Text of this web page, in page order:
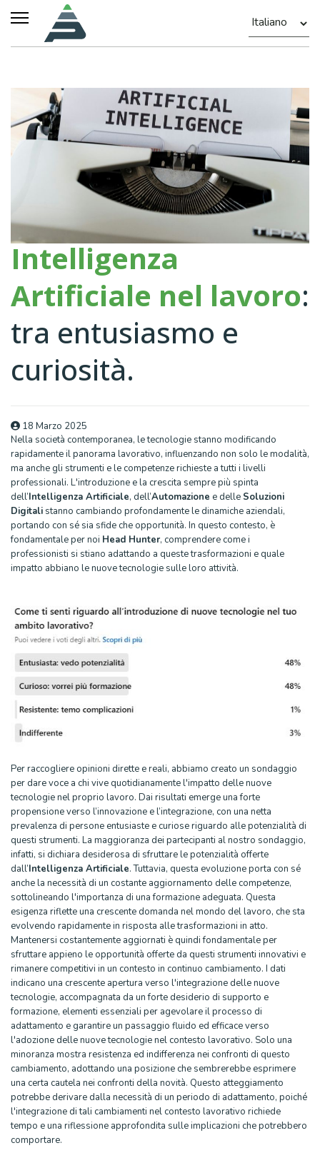
Intelligenza
Artificiale nel lavoro:
tra entusiasmo e
curiosità.
18 Marzo 2025
Nella società contemporanea, le tecnologie stanno modificando
rapidamente il panorama lavorativo, influenzando non solo le modalità,
ma anche gli strumenti e le competenze richieste a tutti i livelli
professionali. L'introduzione e la crescita sempre più spinta
dell’Intelligenza Artificiale, dell’Automazione e delle Soluzioni
Digitali stanno cambiando profondamente le dinamiche aziendali,
portando con sé sia sfide che opportunità. In questo contesto, è
fondamentale per noi Head Hunter, comprendere come i
professionisti si stiano adattando a queste trasformazioni e quale
impatto abbiano le nuove tecnologie sulle loro attività.
Per raccogliere opinioni dirette e reali, abbiamo creato un sondaggio
per dare voce a chi vive quotidianamente l'impatto delle nuove
tecnologie nel proprio lavoro. Dai risultati emerge una forte
propensione verso l’innovazione e l’integrazione, con una netta
prevalenza di persone entusiaste e curiose riguardo alle potenzialità di
questi strumenti. La maggioranza dei partecipanti al nostro sondaggio,
infatti, si dichiara desiderosa di sfruttare le potenzialità offerte
dall’Intelligenza Artificiale. Tuttavia, questa evoluzione porta con sé
anche la necessità di un costante aggiornamento delle competenze,
sottolineando l'importanza di una formazione adeguata. Questa
esigenza riflette una crescente domanda nel mondo del lavoro, che sta
evolvendo rapidamente in risposta alle trasformazioni in atto.
Mantenersi costantemente aggiornati è quindi fondamentale per
sfruttare appieno le opportunità offerte da questi strumenti innovativi e
rimanere competitivi in un contesto in continuo cambiamento. I dati
indicano una crescente apertura verso l'integrazione delle nuove
tecnologie, accompagnata da un forte desiderio di supporto e
formazione, elementi essenziali per agevolare il processo di
adattamento e garantire un passaggio fluido ed efficace verso
l'adozione delle nuove tecnologie nel contesto lavorativo. Solo una
minoranza mostra resistenza ed indifferenza nei confronti di questo
cambiamento, adottando una posizione che sembrerebbe esprimere
una certa cautela nei confronti della novità. Questo atteggiamento
potrebbe derivare dalla necessità di un periodo di adattamento, poiché
l'integrazione di tali cambiamenti nel contesto lavorativo richiede
tempo e una riflessione approfondita sulle implicazioni che potrebbero
comportare.